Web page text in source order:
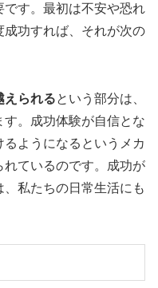
です。最初は不安や恐れ
成功すれば、それが次の
えられるという部分は、
。成功体験が自信とな
ようになるというメカ
ているのです。成功が
私たちの日常生活にも